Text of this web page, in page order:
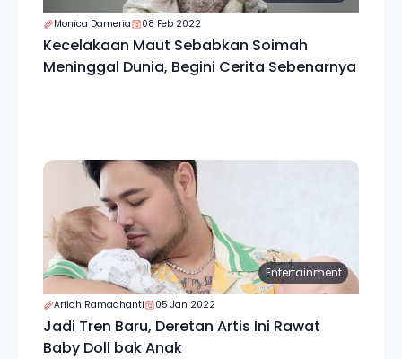
Monica Dameria 08 Feb 2022
Kecelakaan Maut Sebabkan Soimah
Meninggal Dunia, Begini Cerita Sebenarnya
Entertainment
Arfiah Ramadhanti 05 Jan 2022
Jadi Tren Baru, Deretan Artis Ini Rawat
Baby Doll bak Anak